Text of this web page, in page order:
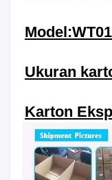
Ukuran
Karton